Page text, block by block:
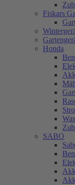
Fiskars
Honda
SABO